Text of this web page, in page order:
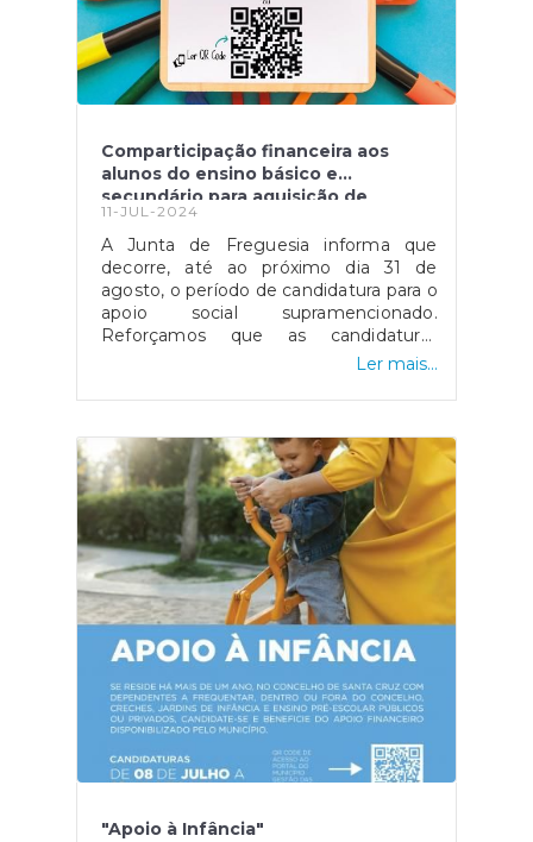
Comparticipação financeira aos
alunos do ensino básico e
secundário para aquisição de
material escolar | 2024
11-JUL-2024
A Junta de Freguesia informa que
decorre, até ao próximo dia 31 de
agosto, o período de candidatura para o
apoio social supramencionado.
Reforçamos que as candidaturas
deverão ser entregues,
administrativos da Junta de Freguesia,
Regulamento poderá ser consultado
na seguinte
hiperligação:Link: https://jfcamacha.pt/ficheiros/
esclarecer quaisquer dúvidas através
do 291 922 466 ou pelo nosso endereço
eletrónico: geral@jfcamacha.pt
Ler mais...
"Apoio à Infância"